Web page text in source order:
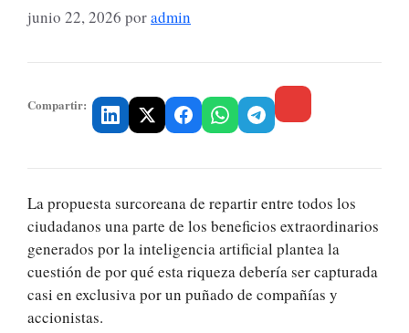
junio 22, 2026 poradmin
Compartir:
La propuesta surcoreana de repartir entre todos los
ciudadanos una parte de los beneficios extraordinarios
generados por la inteligencia artificial plantea la
cuestión de por qué esta riqueza debería ser capturada
casi en exclusiva por un puñado de compañías y
accionistas.